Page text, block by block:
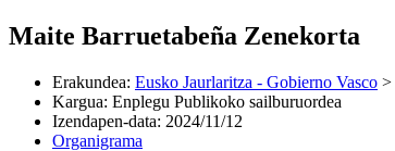
Maite Barruetabeña Zenekorta
Erakundea: Eusko Jaurlaritza - Gobierno Vasco >
Kargua: Enplegu Publikoko sailburuordea
Izendapen-data: 2024/11/12
Organigrama